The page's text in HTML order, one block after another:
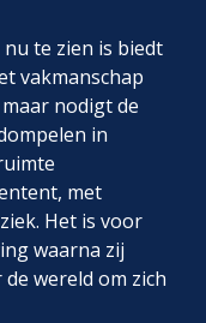
te zien is biedt
vakmanschap
nodigt de
in
met
Het is voor
waarna zij
wereld om zich